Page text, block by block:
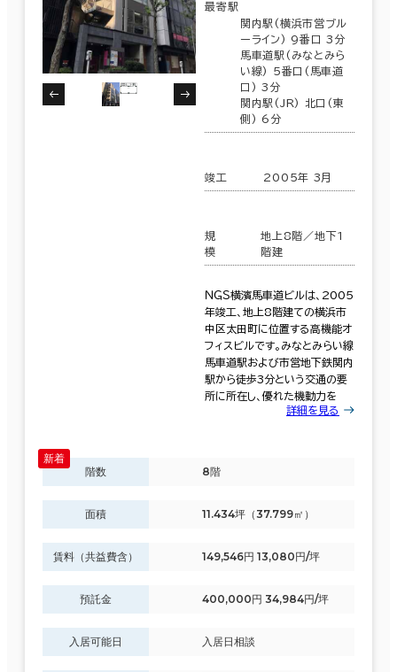
最寄駅
関内駅(横浜市営ブル
ーライン) 9番口 3分
馬車道駅(みなとみら
い線) 5番口(馬車道
口) 3分
関内駅(JR) 北口(東
側) 6分
竣工 2005年 3月
規
模
地上8階／地下1
階建
ＮＧＳ横濱馬車道ビルは、2005
年竣工、地上8階建ての横浜市
中区太田町に位置する高機能オ
フィスビルです。みなとみらい線
馬車道駅および市営地下鉄関内
駅から徒歩3分という交通の要
所に所在し、優れた機動力を
詳細を見る
階数 8階
面積 11.434坪（37.799㎡）
賃料（共益費含） 149,546円 13,080円/坪
預託金 400,000円 34,984円/坪
入居可能日 入居日相談